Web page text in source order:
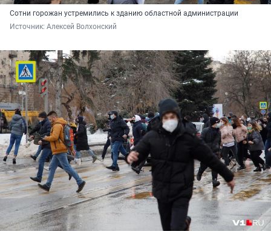
Сотни горожан устремились к зданию областной администрации
Источник: Алексей Волхонский